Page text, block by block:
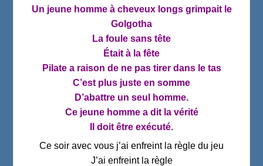
Un jeune homme à cheveux longs grimpait le
Golgotha
La foule sans tête
Était à la fête
Pilate a raison de ne pas tirer dans le tas
C’est plus juste en somme
D’abattre un seul homme.
Ce jeune homme a dit la vérité
Il doit être exécuté.
Ce soir avec vous j’ai enfreint la règle du jeu
J’ai enfreint la règle